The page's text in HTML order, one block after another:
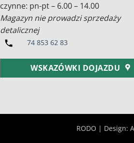
czynne: pn-pt – 6.00 – 14.00
Magazyn nie prowadzi sprzedaży
detalicznej
74 853 62 83
WSKAZÓWKI DOJAZDU
RODO | Design: